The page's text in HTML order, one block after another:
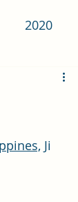
2020
Ji